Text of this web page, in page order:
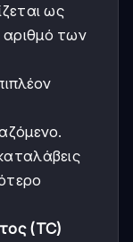
ως
αριθμό των
(TC)